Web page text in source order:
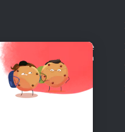
Sciences de l'Homme
des connaissances en